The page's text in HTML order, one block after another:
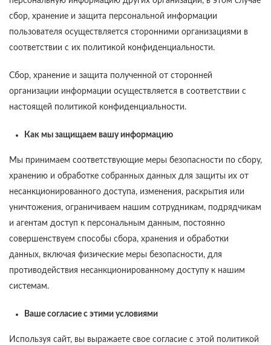
сбор, хранение и защита персональной информации
пользователя осуществляется сторонними организациями в
соответствии с их политикой конфиденциальности.
Сбор, хранение и защита полученной от сторонней
организации информации осуществляется в соответствии с
настоящей политикой конфиденциальности.
Как мы защищаем вашу информацию
Мы принимаем соответствующие меры безопасности по сбору,
хранению и обработке собранных данных для защиты их от
несанкционированного доступа, изменения, раскрытия или
уничтожения, ограничиваем нашим сотрудникам, подрядчикам
и агентам доступ к персональным данным, постоянно
совершенствуем способы сбора, хранения и обработки
данных, включая физические меры безопасности, для
противодействия несанкционированному доступу к нашим
системам.
Ваше согласие с этими условиями
Используя сайт, вы выражаете свое согласие с этой политикой